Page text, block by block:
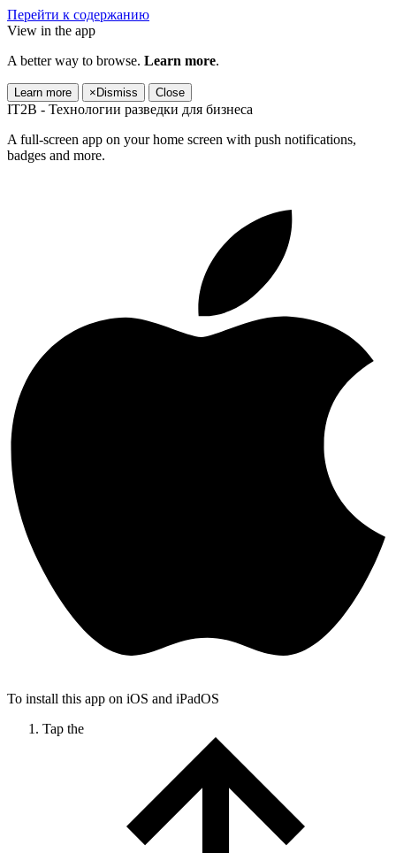
Перейти к содержанию
View in the app
A better way to browse. Learn more.
Learn more × Dismiss Close
IT2B - Технологии разведки для бизнеса
A full-screen app on your home screen with push notifications,
badges and more.
To install this app on iOS and iPadOS
Tap the